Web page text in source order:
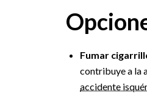
Fumar
contribuye a la
accidente